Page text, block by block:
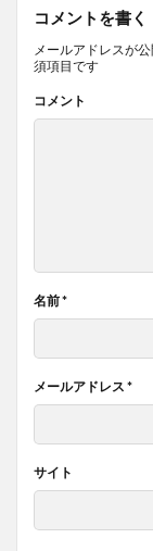
コメントを書く
メールアドレスが
須項目です
コメント
名前*
メールアドレス *
サイト